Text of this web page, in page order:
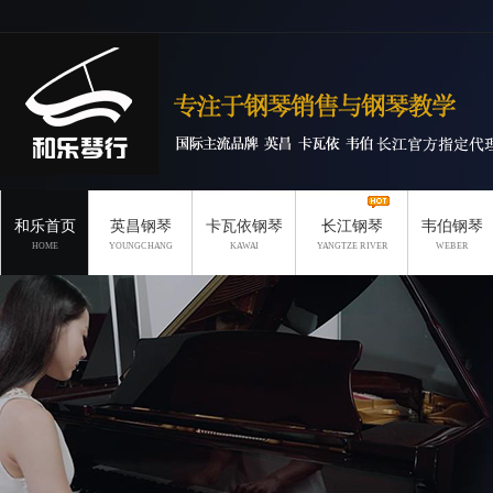
和乐首页
HOME
英昌钢琴
YOUNGCHANG
卡瓦依钢琴
KAWAI
长江钢琴
YANGTZE RIVER
韦伯钢琴
WEBER